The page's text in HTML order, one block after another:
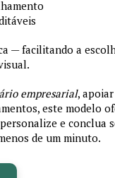
— facilitando a
empresarial,
este modelo
e conclua
de um minuto.